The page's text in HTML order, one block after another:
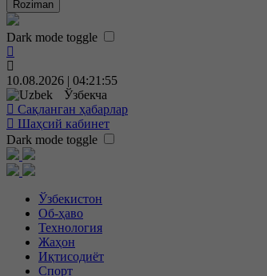
Roziman
Dark mode toggle
10.08.2026 | 04:21:56
Ўзбекча
Сақланган ҳабарлар
Шаҳсий кабинет
Dark mode toggle
Ўзбекистон
Об-ҳаво
Технология
Жаҳон
Иқтисодиёт
Спорт